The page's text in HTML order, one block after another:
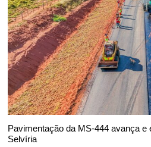
Pavimentação da MS-444 avança e
Selvíria